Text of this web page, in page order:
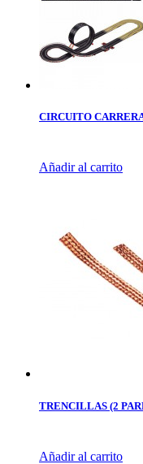
CIRCUITO
Añadir al carrito
TRENCILLAS (2
Añadir al carrito